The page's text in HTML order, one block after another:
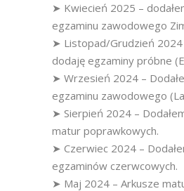
➤ Kwiecień 2025 –
egzaminu zawodowego
➤ Listopad/Grudzień 2024
dodaję egzaminy próbne
➤ Wrzesień 2024 –
egzaminu zawodowego
➤ Sierpień 2024 –
matur poprawkowych.
➤ Czerwiec 2024 –
egzaminów czerwcowych.
➤ Maj 2024 – Arkusze